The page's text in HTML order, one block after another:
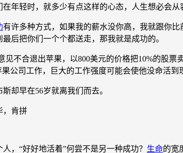
轻时，就多少有点这样的心态，人生想必会从
有许多种方式，如果我的薪水没你高，我就跟你
后把你们一个个都送走，那我就是成功的。
合退出苹果，以800美元的价格把10%的股票
公司工作，巨大的工作强度可能会使他没命活到
早在56岁就离我们而去。
肯拼
，“好好地活着”何尝不是另一种成功？ 生命的宽